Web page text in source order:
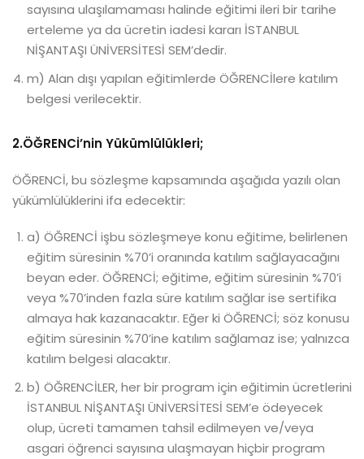
sayısına ulaşılamaması halinde eğitimi ileri bir tarihe
erteleme ya da ücretin iadesi kararı İSTANBUL
NİŞANTAŞI ÜNİVERSİTESİ SEM’dedir.
m) Alan dışı yapılan eğitimlerde ÖĞRENCİlere katılım
belgesi verilecektir.
2.ÖĞRENCİ’nin Yükümlülükleri;
ÖĞRENCİ, bu sözleşme kapsamında aşağıda yazılı olan
yükümlülüklerini ifa edecektir:
a) ÖĞRENCİ işbu sözleşmeye konu eğitime, belirlenen
eğitim süresinin %70’i oranında katılım sağlayacağını
beyan eder. ÖĞRENCİ; eğitime, eğitim süresinin %70’i
veya %70’inden fazla süre katılım sağlar ise sertifika
almaya hak kazanacaktır. Eğer ki ÖĞRENCİ; söz konusu
eğitim süresinin %70’ine katılım sağlamaz ise; yalnızca
katılım belgesi alacaktır.
b) ÖĞRENCİLER, her bir program için eğitimin ücretlerini
İSTANBUL NİŞANTAŞI ÜNİVERSİTESİ SEM’e ödeyecek
olup, ücreti tamamen tahsil edilmeyen ve/veya
asgari öğrenci sayısına ulaşmayan hiçbir program